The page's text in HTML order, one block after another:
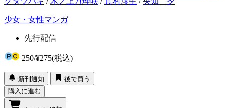
少女・女性マンガ
先行配信
250/¥275(税込)
新刊通知
後で買う
購入に進む